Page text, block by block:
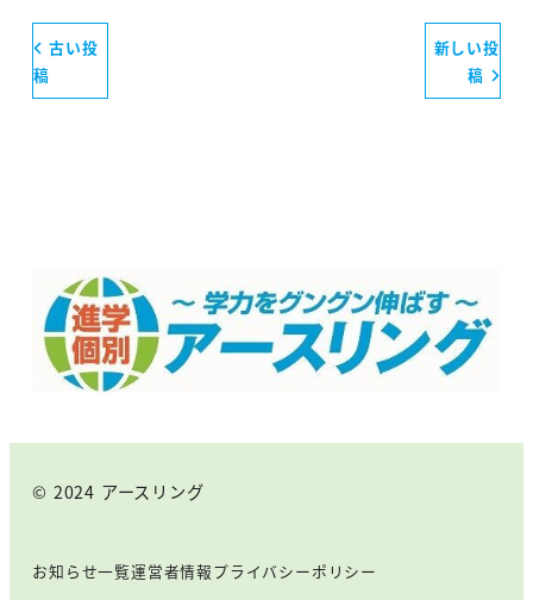
古い投
稿
新しい投
稿
© 2024 アースリング
お知らせ一覧運営者情報プライバシーポリシー